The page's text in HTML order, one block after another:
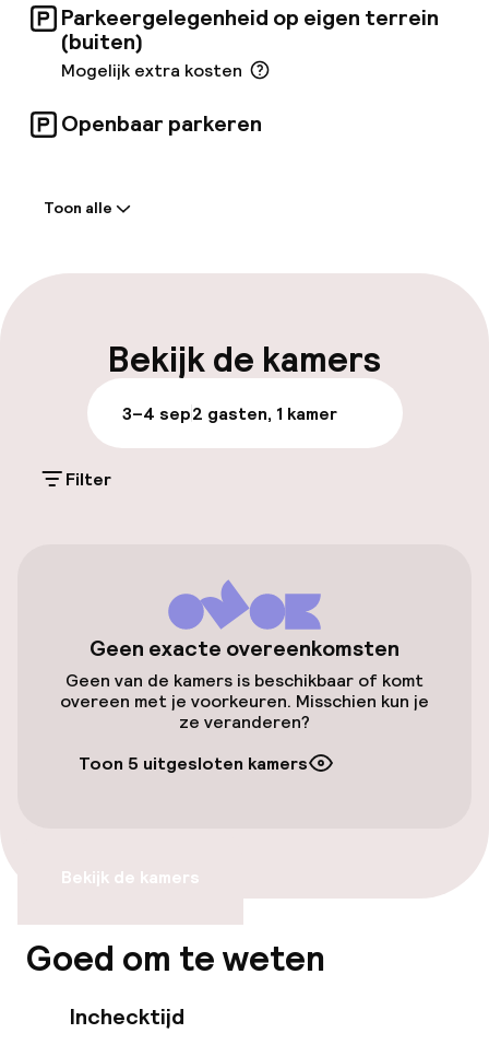
Parkeergelegenheid op eigen terrein
(buiten)
Mogelijk extra kosten
Openbaar parkeren
Laat uitchecken mogelijk
Bagageruimte
Parkeren & mobiliteit
Parkeerservice
Oplaadpunt elektrische auto op
Fietsverhuur
Fietsen beschikbaar
Toegankelijkheid
Toon alle
Bekijk de kamers
3–4 sep2 gasten, 1 kamer
Filter
Geen exacte overeenkomsten
Geen van de kamers is beschikbaar of komt
overeen met je voorkeuren. Misschien kun je
ze veranderen?
Toon 5 uitgesloten kamers
Bekijk de kamers
Goed om te weten
Inchecktijd